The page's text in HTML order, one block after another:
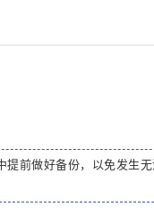
提前做好备份，以免发生